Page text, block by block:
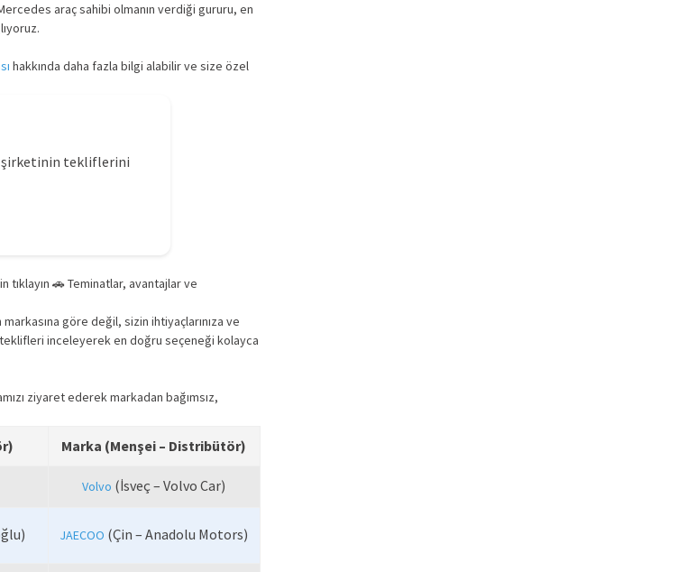
araç sahibi olmanın verdiği gururu, en
hakkında daha fazla bilgi alabilir ve size özel
şirketinin tekliflerini
tıklayın 🚗 Teminatlar, avantajlar ve
göre değil, sizin ihtiyaçlarınıza ve
teklifleri inceleyerek en doğru seçeneği kolayca
ziyaret ederek markadan bağımsız,
Marka (Menşei – Distribütör)
Volvo (İsveç – Volvo Car)
JAECOO (Çin – Anadolu Motors)